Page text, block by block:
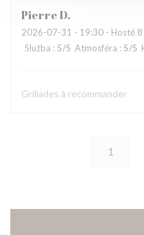
PierreD
2026-07-31 - 19:30 - Hosté 8
Služba : 5/5 Atmosféra : 5/5
Grillades à recommander
1